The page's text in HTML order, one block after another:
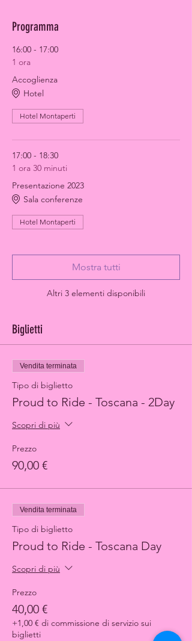
Programma
16:00 - 17:00
1 ora
Accoglienza
Hotel
Hotel Montaperti
17:00 - 18:30
1 ora 30 minuti
Presentazione 2023
Sala conferenze
Hotel Montaperti
Altri 3 elementi disponibili
Mostra tutti
Biglietti
Vendita terminata
Tipo di biglietto
Proud to Ride - Toscana - 2Day
Scopri di più
Prezzo
90,00 €
Vendita terminata
Tipo di biglietto
Proud to Ride - Toscana Day
Scopri di più
Prezzo
40,00 €
+1,00 € di commissione di servizio sui
biglietti